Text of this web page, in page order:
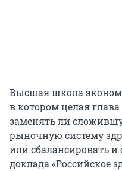
Высшая школа
в котором целая
заменять ли
рыночную систему
или сбалансировать и
доклада «Российское